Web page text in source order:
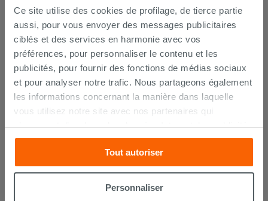
Ce site utilise des cookies de profilage, de tierce partie
aussi, pour vous envoyer des messages publicitaires
ciblés et des services en harmonie avec vos
préférences, pour personnaliser le contenu et les
publicités, pour fournir des fonctions de médias sociaux
et pour analyser notre trafic. Nous partageons également
les informations concernant la manière dans laquelle
vous utilisez notre site avec nos partenaires qui
s’occupent d’analyser les données Internet, les publicités
et les réseaux sociaux. Lesdits partenaires pourraient
combiner ces informations avec d’autres que vous leur
avez fournies ou qu’ils ont recueillies à partir de votre
utilisation sur leurs services. Si vous souhaitez en savoir
Tout autoriser
Personnaliser
Lot de 2 coudes sous lavabo 45° laiton
chromé
14,90 €